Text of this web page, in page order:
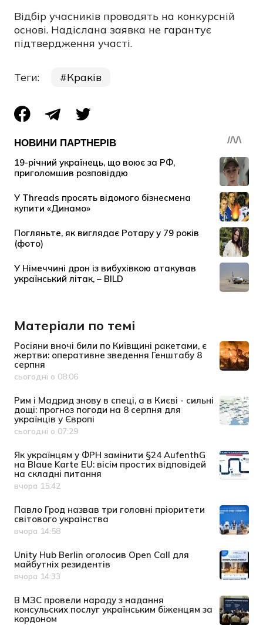
Відбір учасників проводять на конкурсній
основі. Надіслана заявка не гарантує
підтвердження участі.
Теги: Краків
Матеріали по темі
Росіяни вночі били по Київщині ракетами, є
жертви: оперативне зведення Генштабу 8
серпня
Дата публікації
сьогодні о 08:06
Рим і Мадрид знову в спеці, а в Києві - сильні
дощі: прогноз погоди на 8 серпня для
українців у Європі
Дата публікації
сьогодні о 07:29
Як українцям у ФРН замінити §24 AufenthG
на Blaue Karte EU: вісім простих відповідей
на складні питання
Дата публікації
вчора 15:42
Павло Грод назвав три головні пріоритети
світового українства
Дата публікації
вчора 14:58
Unity Hub Berlin оголосив Open Call для
майбутніх резидентів
Дата публікації
вчора 14:33
В МЗС провели нараду з надання
консульских послуг українським біженцям за
кордоном